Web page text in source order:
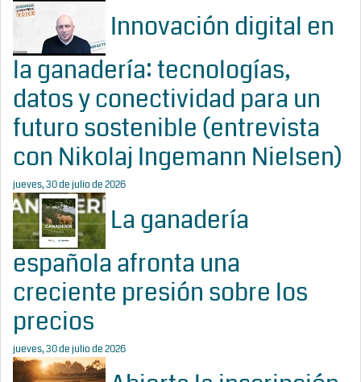
Innovación digital en
la ganadería: tecnologías,
datos y conectividad para un
futuro sostenible (entrevista
con Nikolaj Ingemann Nielsen)
jueves, 30 de julio de 2026
La ganadería
española afronta una
creciente presión sobre los
precios
jueves, 30 de julio de 2026